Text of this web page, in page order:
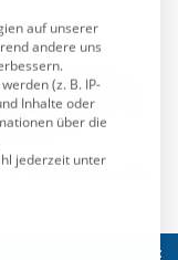
auf unserer
andere uns
(z. B. IP-
Inhalte oder
über die
jederzeit unter